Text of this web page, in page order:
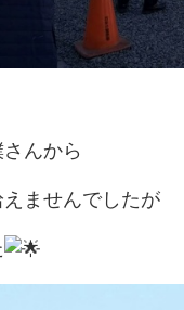
んから
ませんでしたが